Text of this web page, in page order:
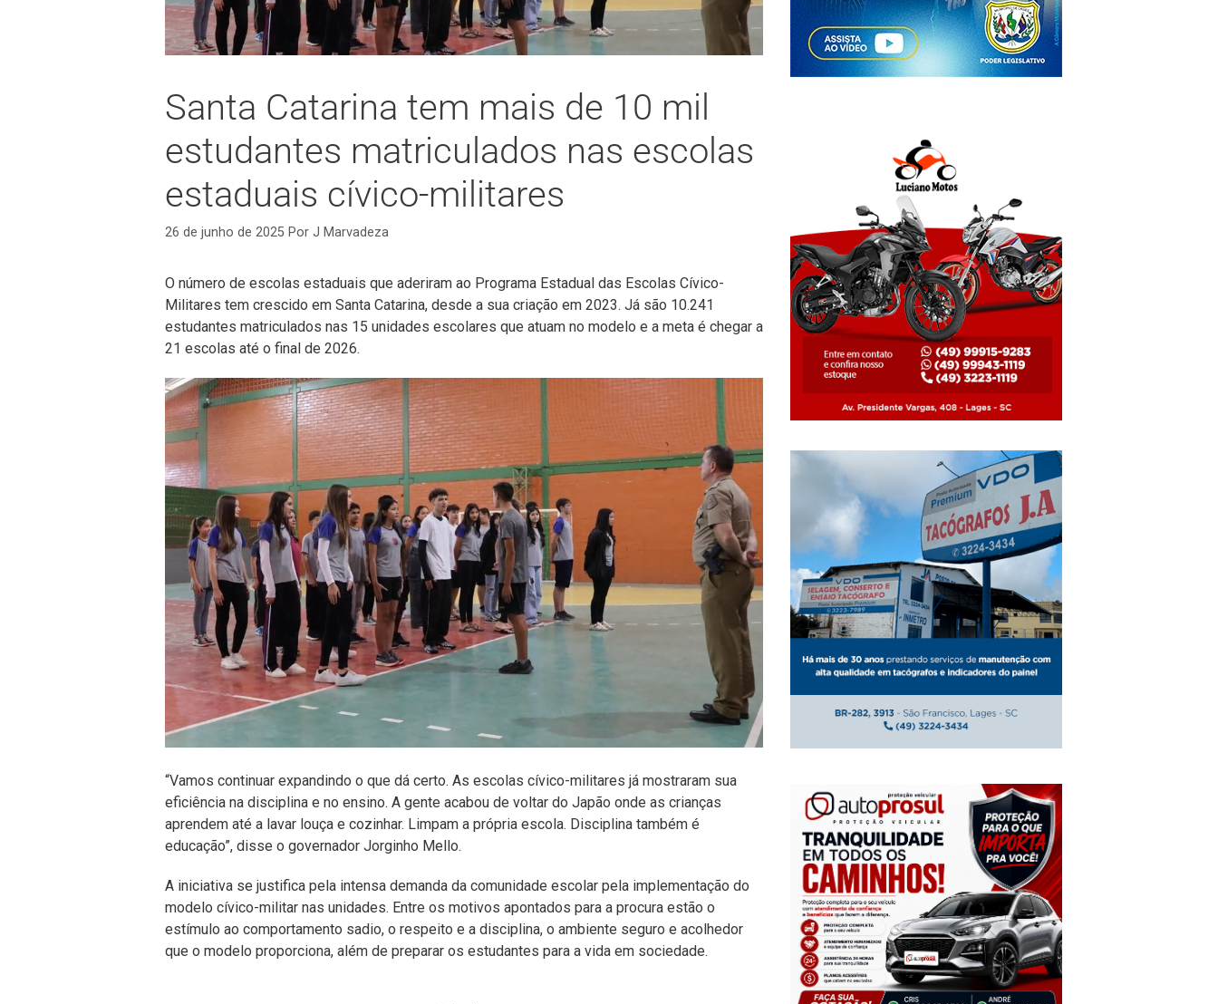
Santa Catarina tem mais de 10 mil
estudantes matriculados nas escolas
estaduais cívico-militares
26 de junho de 2025 Por J Marvadeza
O número de escolas estaduais que aderiram ao Programa Estadual das Escolas Cívico-
Militares tem crescido em Santa Catarina, desde a sua criação em 2023. Já são 10.241
estudantes matriculados nas 15 unidades escolares que atuam no modelo e a meta é chegar a
21 escolas até o final de 2026.
“Vamos continuar expandindo o que dá certo. As escolas cívico-militares já mostraram sua
eficiência na disciplina e no ensino. A gente acabou de voltar do Japão onde as crianças
aprendem até a lavar louça e cozinhar. Limpam a própria escola. Disciplina também é
educação”, disse o governador Jorginho Mello.
A iniciativa se justifica pela intensa demanda da comunidade escolar pela implementação do
modelo cívico-militar nas unidades. Entre os motivos apontados para a procura estão o
estímulo ao comportamento sadio, o respeito e a disciplina, o ambiente seguro e acolhedor
que o modelo proporciona, além de preparar os estudantes para a vida em sociedade.